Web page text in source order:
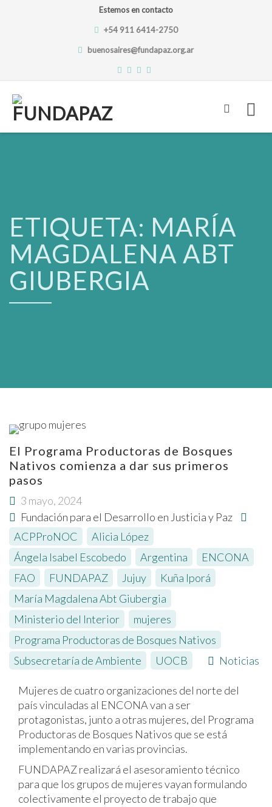
Estemos en contacto
+54 911 6414-2750
buenosaires@fundapaz.org.ar
Skip
ETIQUETA: MARÍA
MAGDALENA ABT
GIUBERGIA
El Programa Productoras de Bosques
Nativos comienza a dar sus primeros
pasos
3 mayo, 2024
Fundación para el Desarrollo en Justicia y Paz
ACPProNOC
Alicia López
Ángela Isabel Escobedo
Argentina ENCONA
FAO
FUNDAPAZ Jujuy Kuña Iporá
María Magdalena Abt Giubergia
Ministerio del Interior
mujeres
Programa Productoras de Bosques Nativos
Subsecretaría de Ambiente
UOCB Noticias
Mujeres de cuatro organizaciones del norte del
país vinculadas al ENCONA van a ser
protagonistas, junto a otras mujeres, del Programa
Productoras de Bosques Nativos que se está
implementando en varias provincias.
FUNDAPAZ realizará el asesoramiento técnico
para que los grupos de mujeres vayan formulando
colectivamente el proyecto de trabajo que